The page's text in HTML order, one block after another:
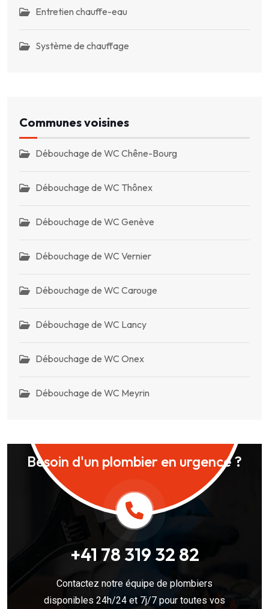
Entretien chauffe-eau
Système de chauffage
Communes voisines
Débouchage de WC Chêne-Bourg
Débouchage de WC Thônex
Débouchage de WC Genève
Débouchage de WC Vernier
Débouchage de WC Carouge
Débouchage de WC Lancy
Débouchage de WC Onex
Débouchage de WC Meyrin
Besoin d'un plombier en urgence ?
+41 78 319 32 82
Contactez notre équipe de plombiers
disponibles 24h/24 et 7j/7 pour toutes vos